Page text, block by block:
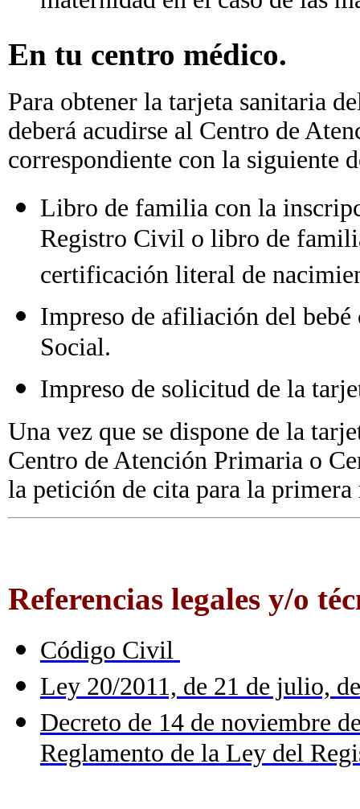
En tu centro médico.
Para obtener la tarjeta sanitaria
deberá acudirse al Centro de
correspondiente con la siguiente
Libro de familia con la
Registro Civil o libro de
certificación literal de
Impreso de afiliación del
Social.
Impreso de solicitud de la
Una vez que se dispone de la
Centro de Atención Primaria o
la petición de cita para la
Referencias legales y/o
Código Civil
Ley 20/2011, de 21 de julio,
Decreto de 14 de noviembre
Reglamento de la Ley del